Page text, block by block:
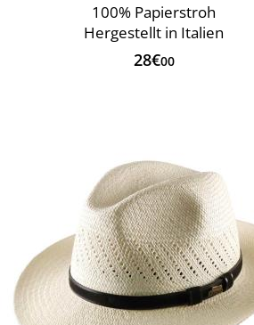
100% Papierstroh
Hergestellt in Italien
28€00